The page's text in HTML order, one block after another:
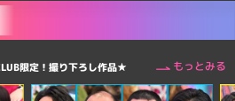
限定！撮り下ろし作品★ もっとみる